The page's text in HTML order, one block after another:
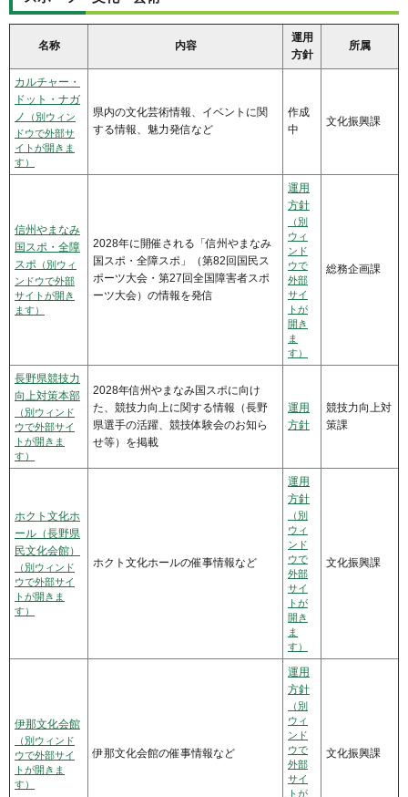
名称 内容
運用
方針
所属
カルチャー・
ドット・ナガ
ノ
（別ウィン
ドウで外部サ
イトが開きま
す）
県内の文化芸術情報、イベントに関
する情報、魅力発信など
作成
中
文化振興課
信州やまなみ
国スポ・全障
スポ （別ウィ
ンドウで外部
サイトが開き
ます）
2028年に開催される「信州やまなみ
国スポ・全障スポ」（第82回国民ス
ポーツ大会・第27回全国障害者スポ
ーツ大会）の情報を発信
運用
方針
（別
ウィ
ンド
ウで
外部
サイ
トが
開き
ま
す）
総務企画課
長野県競技力
向上対策本部
（別ウィンド
ウで外部サイ
トが開きま
す）
2028年信州やまなみ国スポに向け
た、競技力向上に関する情報（長野
県選手の活躍、競技体験会のお知ら
せ等）を掲載
運用
方針
競技力向上対
策課
ホクト文化ホ
ール（長野県
民文化会館）
（別ウィンド
ウで外部サイ
トが開きま
す）
ホクト文化ホールの催事情報など
運用
方針
（別
ウィ
ンド
ウで
外部
サイ
トが
開き
ま
す）
文化振興課
伊那文化会館
（別ウィンド
ウで外部サイ
トが開きま
す）
伊那文化会館の催事情報など
運用
方針
（別
ウィ
ンド
ウで
外部
サイ
トが
文化振興課